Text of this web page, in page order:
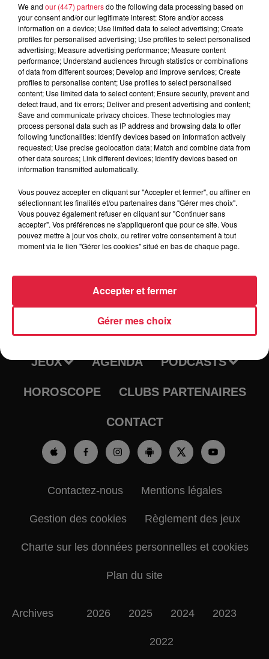
Lieu BÂLE
Organisateur
https://www.basel.com/fr/Carnaval-de-
Bale
Tarif Gratuit
TRAQUEURS D'EMPLOI CASTING
JEUX AGENDA PODCASTS
HOROSCOPE CLUBS PARTENAIRES
CONTACT
Contactez-nous Mentions légales
Gestion des cookies Règlement des jeux
Charte sur les données personnelles et cookies
Plan du site
Archives 2026 2025 2024 2023
2022
We and our (447) partnersdo the following data processing based on
your consent and/or our legitimate interest: Store and/or access
information on a device; Use limited data to select advertising; Create
profiles for personalised advertising; Use profiles to select personalised
advertising; Measure advertising performance; Measure content
performance; Understand audiences through statistics or combinations
of data from different sources; Develop and improve services; Create
profiles to personalise content; Use profiles to select personalised
content; Use limited data to select content; Ensure security, prevent and
detect fraud, and fix errors; Deliver and present advertising and content;
Save and communicate privacy choices. These technologies may
process personal data such as IP address and browsing data to offer
following functionalities: Identify devices based on information actively
requested; Use precise geolocation data; Match and combine data from
other data sources; Link different devices; Identify devices based on
information transmitted automatically.
Vous pouvez accepter en cliquant sur "Accepter et fermer", ou affiner en
sélectionnant les finalités et/ou partenaires dans "Gérer mes choix".
Vous pouvez également refuser en cliquant sur "Continuer sans
accepter". Vos préférences ne s'appliqueront que pour ce site. Vous
pouvez mettre à jour vos choix, ou retirer votre consentement à tout
moment via le lien "Gérer les cookies" situé en bas de chaque page.
Gérer mes choix
Accepter et fermer